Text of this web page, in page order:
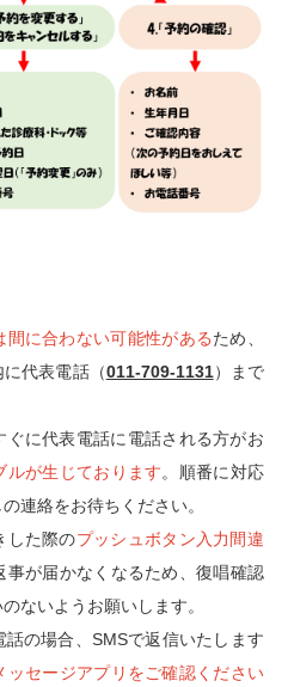
間に合わない可能性があるため、
代表電話（011-709-1131）
まで
に代表電話に電話される方がお
ルが生じております。順番に対応
連絡をお待ちください。
した際のプッシュボタン入力間違
事が届かなくなるため、復唱確認
ないようお願いします。
の場合、SMSで返信いたします
ッセージアプリをご確認ください